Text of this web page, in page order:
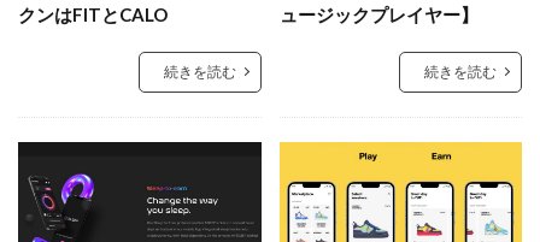
クンはFITとCALO
続きを読む
ュージックプレイヤー】
続きを読む